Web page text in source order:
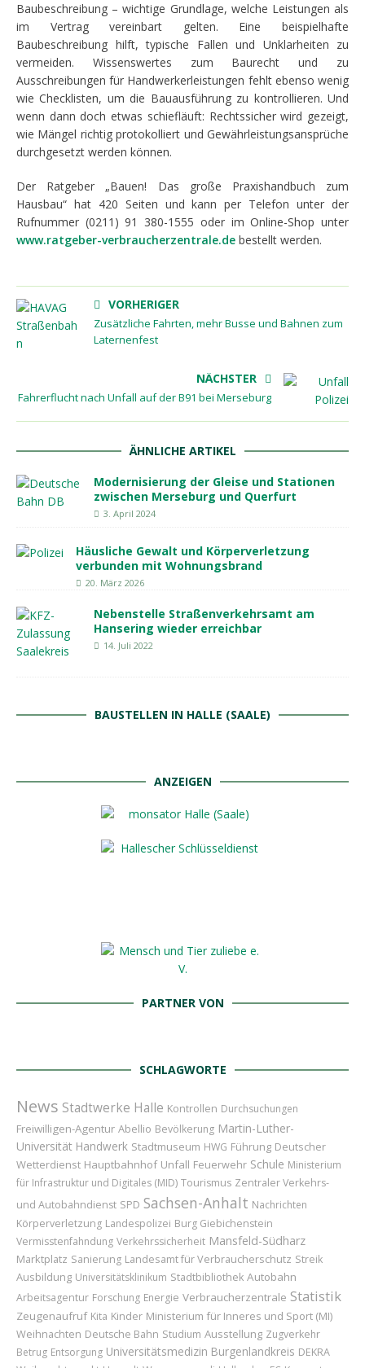
Baubeschreibung – wichtige Grundlage, welche Leistungen als
im Vertrag vereinbart gelten. Eine beispielhafte
Baubeschreibung hilft, typische Fallen und Unklarheiten zu
vermeiden. Wissenswertes zum Baurecht und zu
Ausschreibungen für Handwerkerleistungen fehlt ebenso wenig
wie Checklisten, um die Bauausführung zu kontrollieren. Und
wenn dann doch etwas schiefläuft: Rechtssicher wird gezeigt,
wie Mängel richtig protokolliert und Gewährleistungsansprüche
durchgesetzt werden können.
Der Ratgeber „Bauen! Das große Praxishandbuch zum
Hausbau“ hat 420 Seiten und kann per Telefon unter der
Rufnummer (0211) 91 380-1555 oder im Online-Shop unter
www.ratgeber-verbraucherzentrale.de bestellt werden.
VORHERIGER
Zusätzliche Fahrten, mehr Busse und Bahnen zum
Laternenfest
NÄCHSTER
Fahrerflucht nach Unfall auf der B91 bei Merseburg
ÄHNLICHE ARTIKEL
Modernisierung der Gleise und Stationen
zwischen Merseburg und Querfurt
3. April 2024
Häusliche Gewalt und Körperverletzung
verbunden mit Wohnungsbrand
20. März 2026
Nebenstelle Straßenverkehrsamt am
Hansering wieder erreichbar
14. Juli 2022
BAUSTELLEN IN HALLE (SAALE)
ANZEIGEN
PARTNER VON
SCHLAGWORTE
News Stadtwerke Halle Kontrollen Durchsuchungen
Freiwilligen-Agentur Abellio Bevölkerung Martin-Luther-
Universität Handwerk Stadtmuseum HWG Führung Deutscher
Wetterdienst Hauptbahnhof Unfall Feuerwehr Schule Ministerium
für Infrastruktur und Digitales (MID) Tourismus Zentraler Verkehrs-
und Autobahndienst SPD Sachsen-Anhalt Nachrichten
Körperverletzung Landespolizei Burg Giebichenstein
Vermisstenfahndung Verkehrssicherheit Mansfeld-Südharz
Marktplatz Sanierung Landesamt für Verbraucherschutz Streik
Ausbildung Universitätsklinikum Stadtbibliothek Autobahn
Arbeitsagentur Forschung Energie Verbraucherzentrale Statistik
Zeugenaufruf Kita Kinder Ministerium für Inneres und Sport (MI)
Weihnachten Deutsche Bahn Studium Ausstellung Zugverkehr
Betrug Entsorgung Universitätsmedizin Burgenlandkreis DEKRA